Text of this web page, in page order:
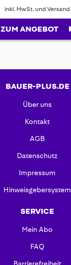
inkl. MwSt. und Versand
ZUM ANGEBOT
BAUER-PLUS.DE
Über uns
Kontakt
AGB
Datenschutz
Impressum
Hinweisgebersystem
SERVICE
Mein Abo
FAQ